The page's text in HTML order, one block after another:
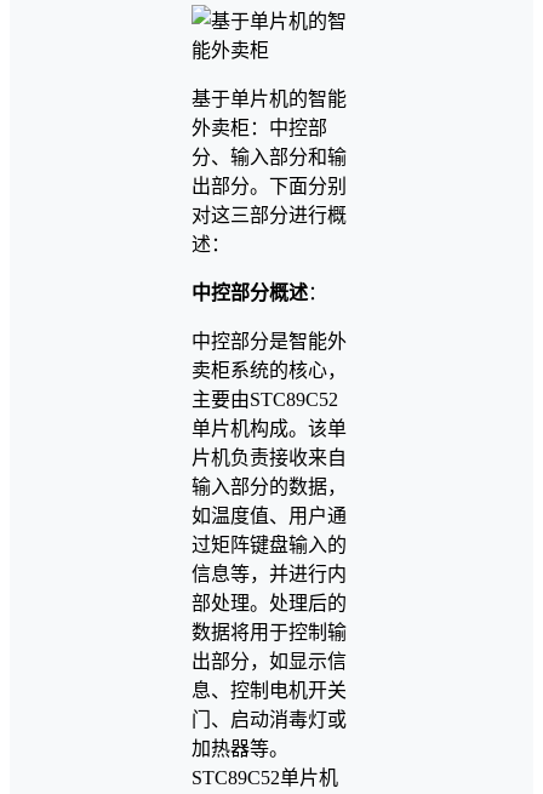
基于单片机的智能
外卖柜：中控部
分、输入部分和输
出部分。下面分别
对这三部分进行概
述：
中控部分概述：
中控部分是智能外
卖柜系统的核心，
主要由STC89C52
单片机构成。该单
片机负责接收来自
输入部分的数据，
如温度值、用户通
过矩阵键盘输入的
信息等，并进行内
部处理。处理后的
数据将用于控制输
出部分，如显示信
息、控制电机开关
门、启动消毒灯或
加热器等。
STC89C52单片机